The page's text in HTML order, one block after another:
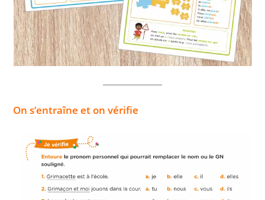
On s’entraîne et on vérifie